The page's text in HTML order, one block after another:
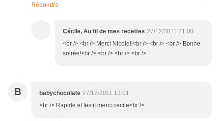
Répondre
Cécile, Au fil de mes recettes 27/12/2011 21:00
<br /> <br /> Merci Nicole!!<br /> <br /> <br /> Bonne
soirée!<br /> <br /> <br /> <br />
B babychocolate 27/12/2011 13:01
<br /> Rapide et festif merci cecile<br />